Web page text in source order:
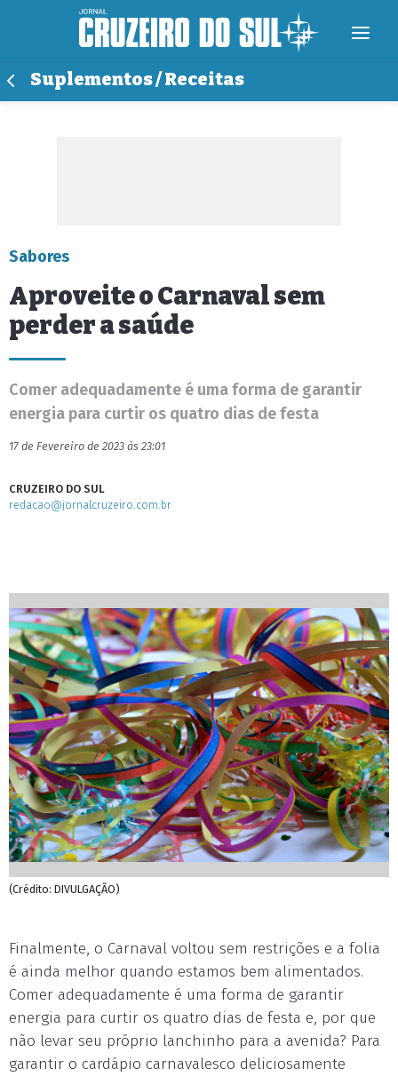
Suplementos / Receitas
Sabores
Aproveite o Carnaval sem
perder a saúde
Comer adequadamente é uma forma de garantir
energia para curtir os quatro dias de festa
17 de Fevereiro de 2023 às 23:01
CRUZEIRO DO SUL
redacao@jornalcruzeiro.com.br
(Crédito: DIVULGAÇÃO)
Finalmente, o Carnaval voltou sem restrições e a folia
é ainda melhor quando estamos bem alimentados.
Comer adequadamente é uma forma de garantir
energia para curtir os quatro dias de festa e, por que
não levar seu próprio lanchinho para a avenida? Para
garantir o cardápio carnavalesco deliciosamente